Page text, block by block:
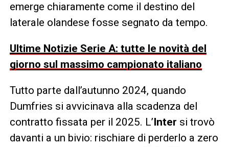
emerge chiaramente come il destino del
laterale olandese fosse segnato da tempo.
Ultime Notizie Serie A: tutte le novità del
giorno sul massimo campionato italiano
Tutto parte dall’autunno 2024, quando
Dumfries si avvicinava alla scadenza del
contratto fissata per il 2025. L’ Inter si trovò
davanti a un bivio: rischiare di perderlo a zero